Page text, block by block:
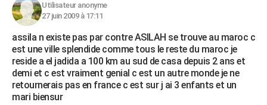
Utilisateur anonyme
27 juin 2009 à 17:11
assila n existe pas par contre ASILAH se trouve au maroc c
est une ville splendide comme tous le reste du maroc je
reside a el jadida a 100 km au sud de casa depuis 2 ans et
demi et c est vraiment genial c est un autre monde je ne
retournerais pas en france c est sur j ai 3 enfants et un
mari biensur